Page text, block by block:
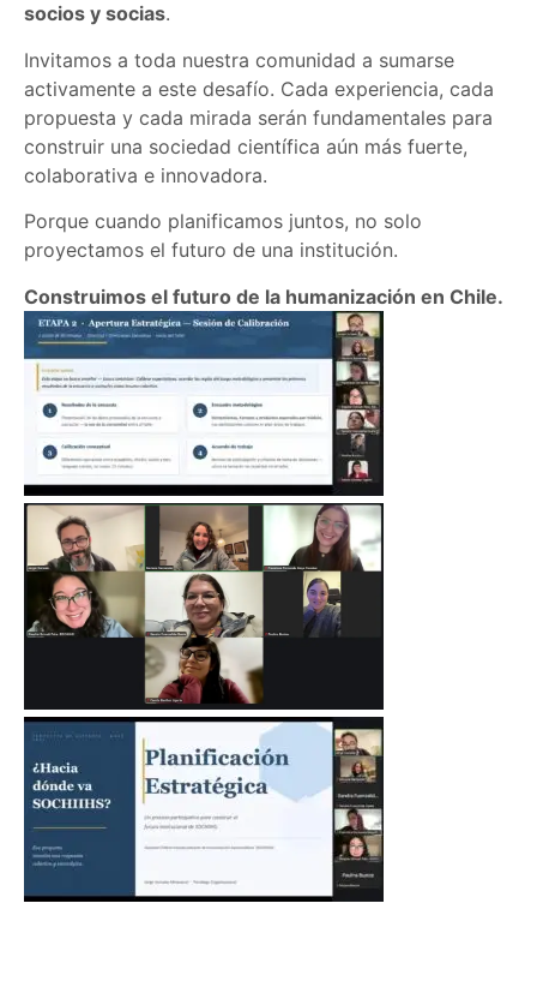
socios y socias.
Invitamos a toda nuestra comunidad a sumarse
activamente a este desafío. Cada experiencia, cada
propuesta y cada mirada serán fundamentales para
construir una sociedad científica aún más fuerte,
colaborativa e innovadora.
Porque cuando planificamos juntos, no solo
proyectamos el futuro de una institución.
Construimos el futuro de la humanización en Chile.